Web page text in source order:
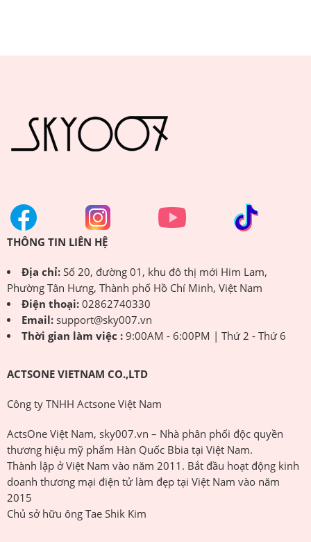
THÔNG TIN LIÊN HỆ
Địa chỉ:Số 20, đường 01, khu đô thị mới Him Lam,
Phường Tân Hưng, Thành phố Hồ Chí Minh, Việt Nam
Điện thoại:02862740330
Email:support@sky007.vn
Thời gian làm việc :9:00AM - 6:00PM | Thứ 2 - Thứ 6
ACTSONE VIETNAM CO.,LTD
Công ty TNHH Actsone Việt Nam
ActsOne Việt Nam, sky007.vn – Nhà phân phối độc quyền
thương hiệu mỹ phẩm Hàn Quốc Bbia tại Việt Nam.
Thành lập ở Việt Nam vào năm 2011. Bắt đầu hoạt động kinh
doanh thương mại điện tử làm đẹp tại Việt Nam vào năm
2015
Chủ sở hữu ông Tae Shik Kim